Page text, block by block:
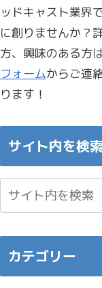
ッドキャスト業界
に創りませんか？
方、興味のある方
フォームからご連
ります！
サイト内を検
カテゴリー